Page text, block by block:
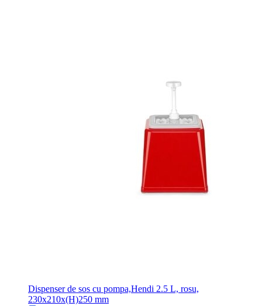
Dispenser de sos cu pompa,Hendi 2.5 L, rosu,
230x210x(H)250 mm